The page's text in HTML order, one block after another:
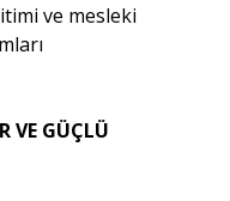
ve mesleki
VE GÜÇLÜ